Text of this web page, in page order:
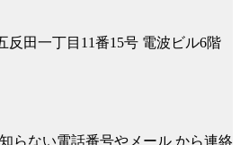
反田一丁目11番15号 電波ビル6階
知らない電話番号やメール から連絡